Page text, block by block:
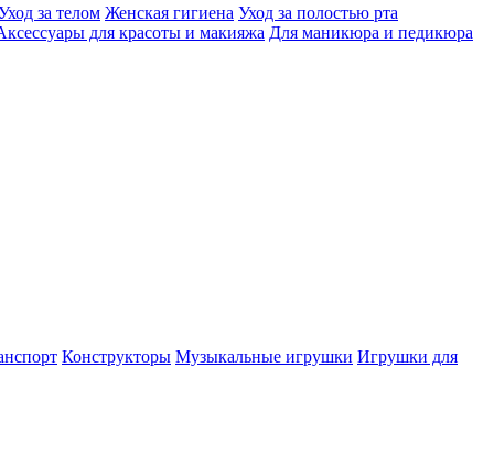
за телом Женская гигиена Уход за полостью рта
для красоты и макияжа Для маникюра и педикюра
Конструкторы Музыкальные игрушки Игрушки для